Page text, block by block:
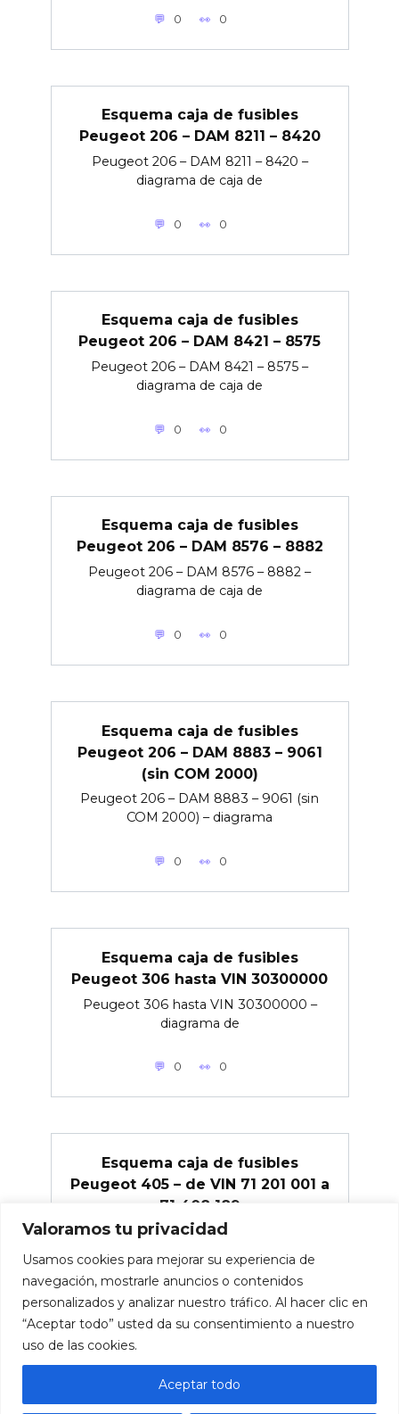
Valoramos tu privacidad
Usamos cookies para mejorar su experiencia de
navegación, mostrarle anuncios o contenidos
personalizados y analizar nuestro tráfico. Al hacer clic en
“Aceptar todo” usted da su consentimiento a nuestro
uso de las cookies.
Aceptar todo
0 0
Esquema caja de fusibles
Peugeot 206 – DAM 8211 – 8420
Peugeot 206 – DAM 8211 – 8420 –
diagrama de caja de
0 0
Esquema caja de fusibles
Peugeot 206 – DAM 8421 – 8575
Peugeot 206 – DAM 8421 – 8575 –
diagrama de caja de
0 0
Esquema caja de fusibles
Peugeot 206 – DAM 8576 – 8882
Peugeot 206 – DAM 8576 – 8882 –
diagrama de caja de
0 0
Esquema caja de fusibles
Peugeot 206 – DAM 8883 – 9061
(sin COM 2000)
Peugeot 206 – DAM 8883 – 9061 (sin
COM 2000) – diagrama
0 0
Esquema caja de fusibles
Peugeot 306 hasta VIN 30300000
Peugeot 306 hasta VIN 30300000 –
diagrama de
0 0
Esquema caja de fusibles
Peugeot 405 – de VIN 71 201 001 a
71 408 189
Peugeot 405 – de VIN 71 201 001 a 71